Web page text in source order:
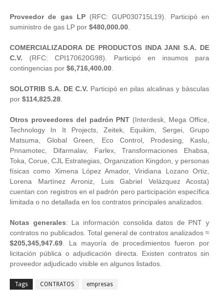
Proveedor de gas LP(RFC: GUP030715L19). Participó en
suministro de gas LP por $480,000.00
COMERCIALIZADORA DE PRODUCTOS INDA JANI S.A. DE
C.V. (RFC: CPI170620G98). Participó en insumos para
contingencias por $6,716,400.00
SOLOTRIB S.A. DE C.V. Participó en pilas alcalinas y básculas
por $114,825.28
Otros proveedores del padrón PNT (Interdesk, Mega Office,
Technology In It Projects, Zeitek, Equikim, Sergei, Grupo
Matsuma, Global Green, Eco Control, Prodesing, Kaslu,
Pnnamotec, Difarmalav, Farlex, Transformaciones Ehabsa,
Toka, Corue, CJL Estrategias, Organization Kingdon, y personas
físicas como Ximena López Amador, Viridiana Lozano Ortiz,
Lorena Martínez Arroniz, Luis Gabriel Velázquez Acosta)
cuentan con registros en el padrón pero participación específica
limitada o no detallada en los contratos principales analizados.
Notas generales: La información consolida datos de PNT y
contratos no publicados. Total general de contratos analizados ≈
$205,345,947.69 . La mayoría de procedimientos fueron por
licitación pública o adjudicación directa. Existen contratos sin
proveedor adjudicado visible en algunos listados.
Tags CONTRATOS empresas